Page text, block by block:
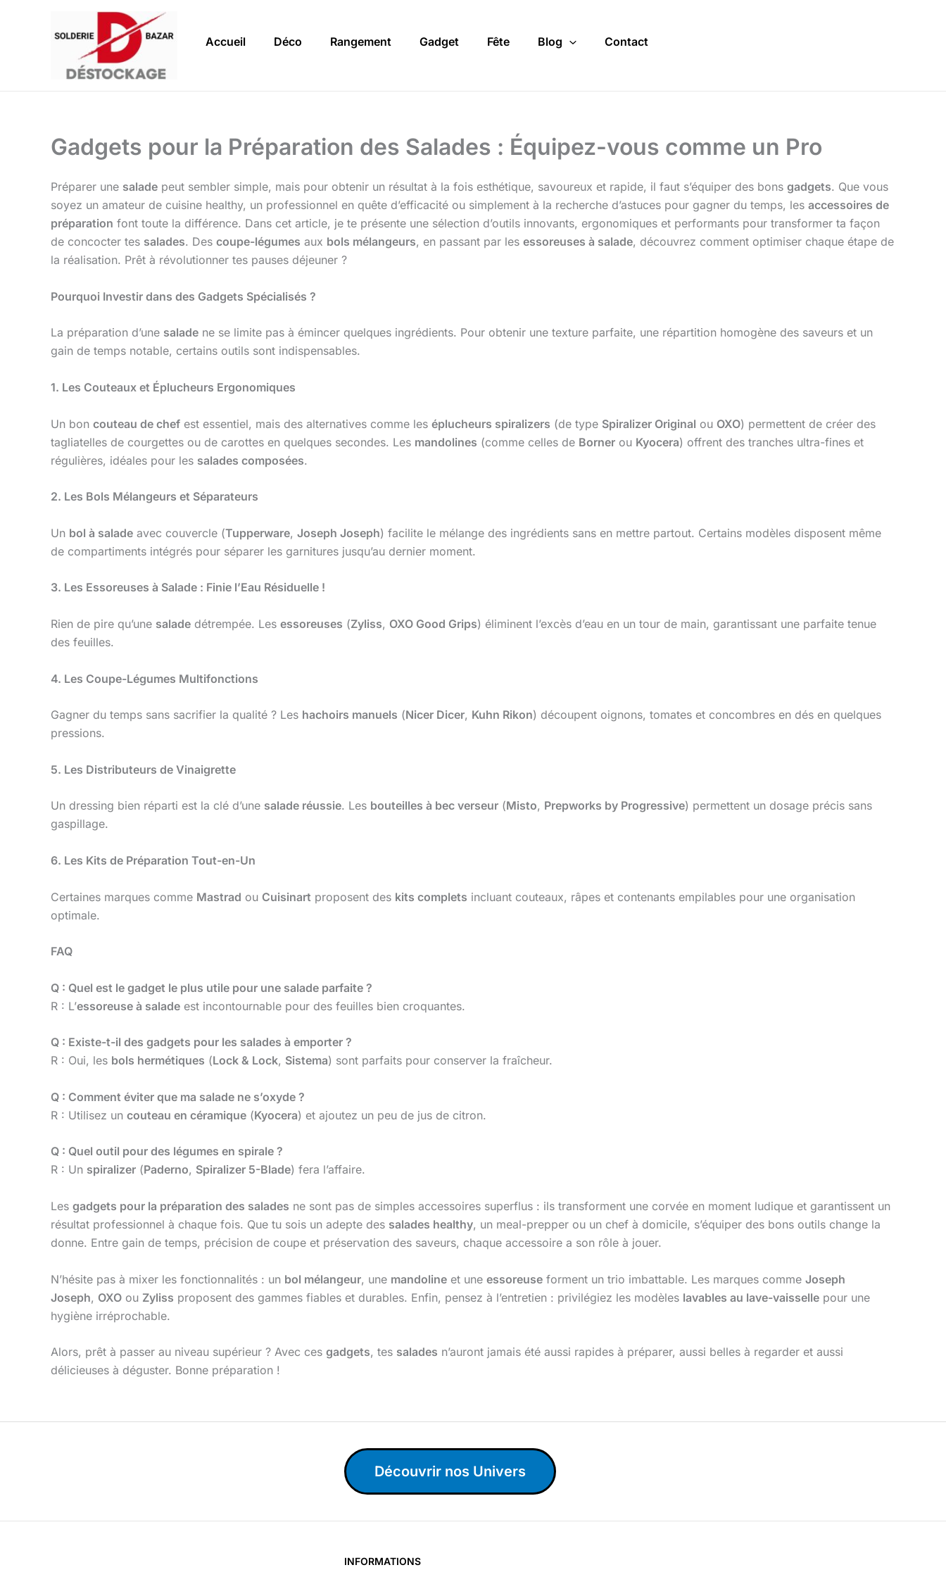
Accueil Déco Rangement Gadget Fête Blog Contact
Gadgets pour la Préparation des Salades : Équipez-vous comme un Pro
Préparer une salade peut sembler simple, mais pour obtenir un résultat à la fois esthétique, savoureux et rapide, il faut s’équiper des bons gadgets. Que vous
soyez un amateur de cuisine healthy, un professionnel en quête d’efficacité ou simplement à la recherche d’astuces pour gagner du temps, les accessoires de
préparation font toute la différence. Dans cet article, je te présente une sélection d’outils innovants, ergonomiques et performants pour transformer ta façon
de concocter tes salades. Des coupe-légumes aux bols mélangeurs, en passant par les essoreuses à salade, découvrez comment optimiser chaque étape de
la réalisation. Prêt à révolutionner tes pauses déjeuner ?
Pourquoi Investir dans des Gadgets Spécialisés ?
La préparation d’une salade ne se limite pas à émincer quelques ingrédients. Pour obtenir une texture parfaite, une répartition homogène des saveurs et un
gain de temps notable, certains outils sont indispensables.
1. Les Couteaux et Éplucheurs Ergonomiques
Un bon couteau de chef est essentiel, mais des alternatives comme les éplucheurs spiralizers (de type Spiralizer Original ou OXO) permettent de créer des
tagliatelles de courgettes ou de carottes en quelques secondes. Les mandolines (comme celles de Borner ou Kyocera) offrent des tranches ultra-fines et
régulières, idéales pour les salades composées.
2. Les Bols Mélangeurs et Séparateurs
Un bol à salade avec couvercle (Tupperware, Joseph Joseph) facilite le mélange des ingrédients sans en mettre partout. Certains modèles disposent même
de compartiments intégrés pour séparer les garnitures jusqu’au dernier moment.
3. Les Essoreuses à Salade : Finie l’Eau Résiduelle !
Rien de pire qu’une salade détrempée. Les essoreuses (Zyliss, OXO Good Grips) éliminent l’excès d’eau en un tour de main, garantissant une parfaite tenue
des feuilles.
4. Les Coupe-Légumes Multifonctions
Gagner du temps sans sacrifier la qualité ? Les hachoirs manuels (Nicer Dicer, Kuhn Rikon) découpent oignons, tomates et concombres en dés en quelques
pressions.
5. Les Distributeurs de Vinaigrette
Un dressing bien réparti est la clé d’une salade réussie. Les bouteilles à bec verseur (Misto, Prepworks by Progressive) permettent un dosage précis sans
gaspillage.
6. Les Kits de Préparation Tout-en-Un
Certaines marques comme Mastrad ou Cuisinart proposent des kits complets incluant couteaux, râpes et contenants empilables pour une organisation
optimale.
FAQ
Q : Quel est le gadget le plus utile pour une salade parfaite ?
R : L’essoreuse à salade est incontournable pour des feuilles bien croquantes.
Q : Existe-t-il des gadgets pour les salades à emporter ?
R : Oui, les bols hermétiques (Lock & Lock, Sistema) sont parfaits pour conserver la fraîcheur.
Q : Comment éviter que ma salade ne s’oxyde ?
R : Utilisez un couteau en céramique (Kyocera) et ajoutez un peu de jus de citron.
Q : Quel outil pour des légumes en spirale ?
R : Un spiralizer (Paderno, Spiralizer 5-Blade) fera l’affaire.
Les gadgets pour la préparation des salades ne sont pas de simples accessoires superflus : ils transforment une corvée en moment ludique et garantissent un
résultat professionnel à chaque fois. Que tu sois un adepte des salades healthy, un meal-prepper ou un chef à domicile, s’équiper des bons outils change la
donne. Entre gain de temps, précision de coupe et préservation des saveurs, chaque accessoire a son rôle à jouer.
N’hésite pas à mixer les fonctionnalités : un bol mélangeur, une mandoline et une essoreuse forment un trio imbattable. Les marques comme Joseph
Joseph, OXO ou Zyliss proposent des gammes fiables et durables. Enfin, pensez à l’entretien : privilégiez les modèles lavables au lave-vaisselle pour une
hygiène irréprochable.
Alors, prêt à passer au niveau supérieur ? Avec ces gadgets, tes salades n’auront jamais été aussi rapides à préparer, aussi belles à regarder et aussi
délicieuses à déguster. Bonne préparation !
Découvrir nos Univers
INFORMATIONS